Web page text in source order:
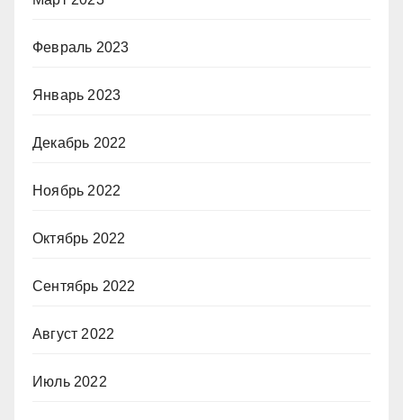
Февраль 2023
Январь 2023
Декабрь 2022
Ноябрь 2022
Октябрь 2022
Сентябрь 2022
Август 2022
Июль 2022